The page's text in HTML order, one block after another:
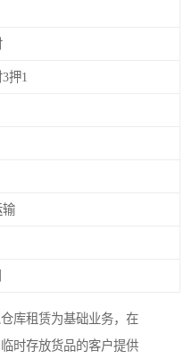
押1
输
库租赁为基础业务，在
时存放货品的客户提供